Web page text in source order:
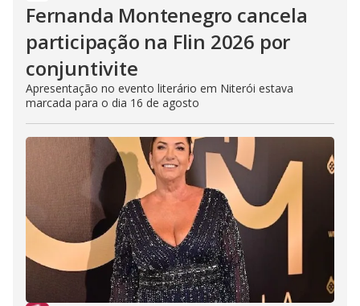
Fernanda Montenegro cancela
participação na Flin 2026 por
conjuntivite
Apresentação no evento literário em Niterói estava
marcada para o dia 16 de agosto